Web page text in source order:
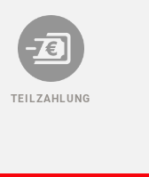
TEILZAHLUNG